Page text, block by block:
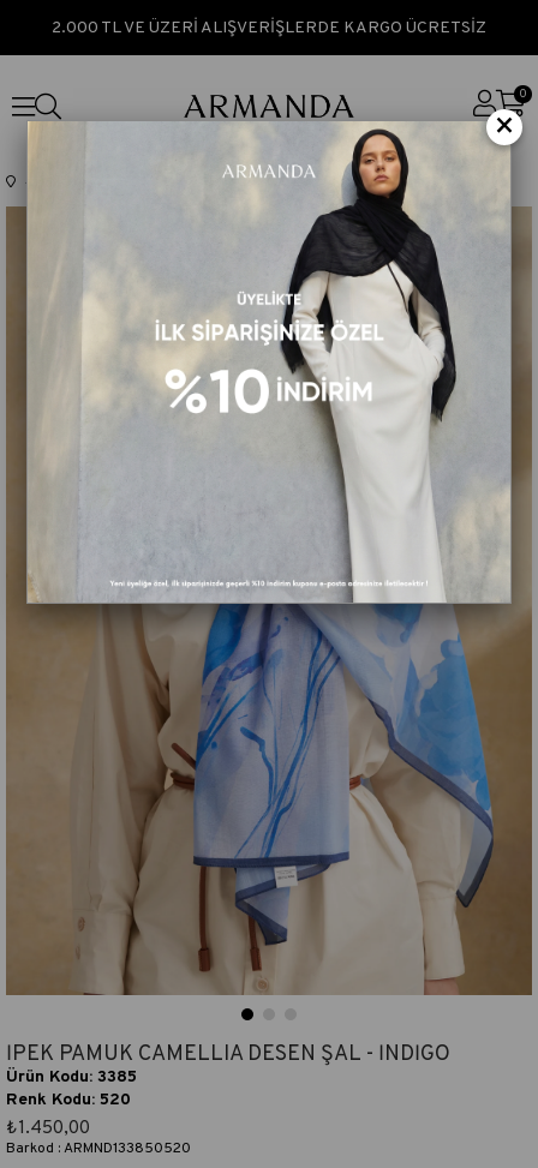
2.000 TL VE ÜZERİ ALIŞVERİŞLERDE KARGO ÜCRETSİZ
0
Anasayfa İPEK PAMUK CAMELLIA DESEN ŞAL - İNDİGO
İPEK PAMUK CAMELLIA DESEN ŞAL - İNDİGO
Ürün Kodu: 3385
Renk Kodu: 520
₺1.450,00
Barkod :ARMND133850520
×